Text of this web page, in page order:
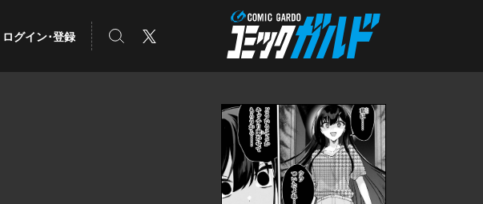
コミックガルド
ログイン･登録 検索 X